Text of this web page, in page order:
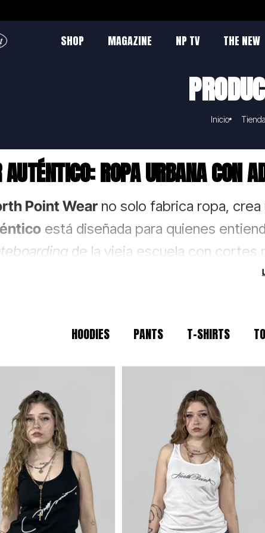
SHOP MAGAZINE NP TV THE NEW
Inicio Tienda
ROPA URBANA CON
Point Wear no solo fabrica ropa,
está diseñada para quienes
de la vieja escuela con
cada camiseta o sudadera mantenga su
) reinterpretada para la escena
DE IDENTIDAD
Materiales técnicos y
Local:Diseñado en Barcelona bajo
HOODIES PANTS T-SHIRTS